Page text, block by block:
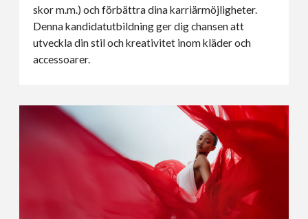
skor m.m.) och förbättra dina karriärmöjligheter.
Denna kandidatutbildning ger dig chansen att
utveckla din stil och kreativitet inom kläder och
accessoarer.